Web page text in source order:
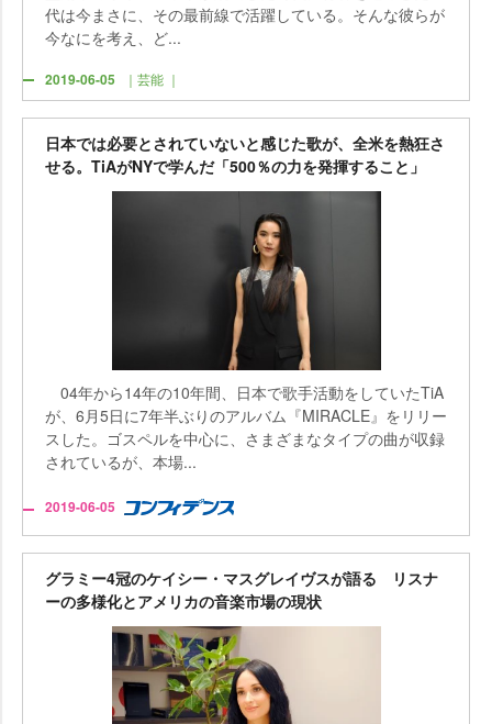
代は今まさに、その最前線で活躍している。そんな彼らが
今なにを考え、ど...
2019-06-05 ｜芸能 ｜
日本では必要とされていないと感じた歌が、全米を熱狂さ
せる。TiAがNYで学んだ「500％の力を発揮すること」
04年から14年の10年間、日本で歌手活動をしていたTiA
が、6月5日に7年半ぶりのアルバム『MIRACLE』をリリー
スした。ゴスペルを中心に、さまざまなタイプの曲が収録
されているが、本場...
2019-06-05
グラミー4冠のケイシー・マスグレイヴスが語る リスナ
ーの多様化とアメリカの音楽市場の現状